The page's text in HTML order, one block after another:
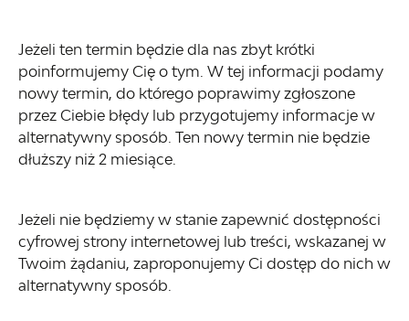
Jeżeli ten termin będzie dla nas zbyt krótki
poinformujemy Cię o tym. W tej informacji podamy
nowy termin, do którego poprawimy zgłoszone
przez Ciebie błędy lub przygotujemy informacje w
alternatywny sposób. Ten nowy termin nie będzie
dłuższy niż 2 miesiące.
Jeżeli nie będziemy w stanie zapewnić dostępności
cyfrowej strony internetowej lub treści, wskazanej w
Twoim żądaniu, zaproponujemy Ci dostęp do nich w
alternatywny sposób.